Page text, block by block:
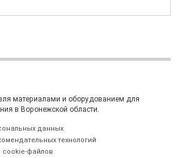
материалами и оборудованием для
в Воронежской области.
данных
технологий
cookie-файлов